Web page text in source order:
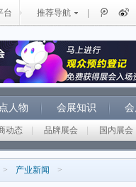
台 推荐导航
人物 会展知识
动态 品牌展会 国内展会
> 产业新闻 >